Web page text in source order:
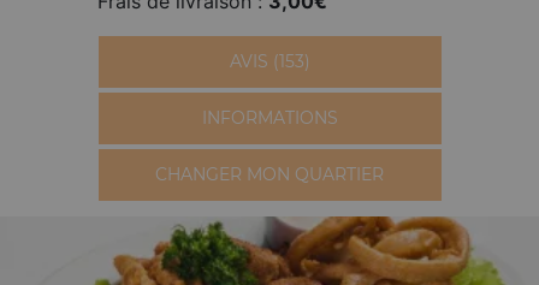
AVIS (153)
INFORMATIONS
CHANGER MON QUARTIER